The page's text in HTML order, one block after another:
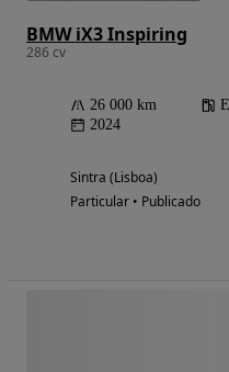
BMW iX3 Inspiring
286 cv
26 000 km
2024
Sintra (Lisboa)
Particular • Publicado